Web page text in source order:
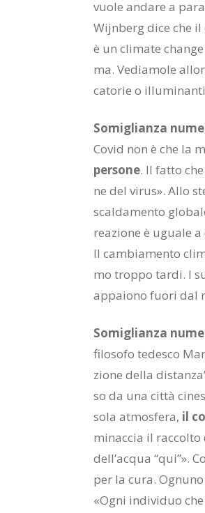
vuo­le an­da­re a
Wi­jn­berg dice che
è un cli­ma­te
ma. Ve­dia­mo­le
ca­to­rie o
So­mi­glian­za
Co­vid non è che la
per­so­ne. Il fat­to
ne del vi­rus». Allo
scal­da­men­to
rea­zio­ne è ugua­le
Il cam­bia­men­to
mo trop­po tar­di. I
ap­pa­io­no fuo­ri dal
So­mi­glian­za
fi­lo­so­fo te­de­sco
zio­ne del­la
so da una cit­tà
sola at­mo­sfe­ra, il
mi­nac­cia il rac­col­to
del­l’ac­qua “qui”».
per la cura.
«Ogni in­di­vi­duo